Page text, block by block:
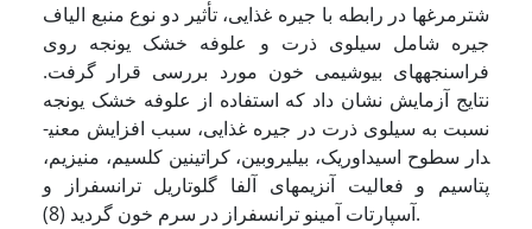
شترمرغ­ها در رابطه با جیره غذایی، تأثیر دو نوع منبع الیاف
جیره شامل سیلوی ذرت و علوفه خشک یونجه روی
فراسنجه­های بیوشیمی خون مورد بررسی قرار گرفت.
نتایج آزمایش نشان داد که استفاده از علوفه خشک یونجه
نسبت به سیلوی ذرت در جیره غذایی، سبب افزایش معنی­
دار سطوح اسید­اوریک، بیلی­روبین، کراتینین کلسیم، منیزیم،
پتاسیم و فعالیت آنزیمهای آلفا گلوتاریل ترانسفراز و
آسپارتات آمینو ترانسفراز در سرم خون گردید (8).